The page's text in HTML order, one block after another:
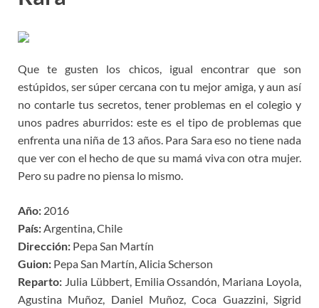
Que te gusten los chicos, igual encontrar que son
estúpidos, ser súper cercana con tu mejor amiga, y aun así
no contarle tus secretos, tener problemas en el colegio y
unos padres aburridos: este es el tipo de problemas que
enfrenta una niña de 13 años. Para Sara eso no tiene nada
que ver con el hecho de que su mamá viva con otra mujer.
Pero su padre no piensa lo mismo.
Año: 2016
País:Argentina, Chile
Dirección: Pepa San Martín
Guion: Pepa San Martín, Alicia Scherson
Reparto: Julia Lübbert, Emilia Ossandón, Mariana Loyola,
Agustina Muñoz, Daniel Muñoz, Coca Guazzini, Sigrid